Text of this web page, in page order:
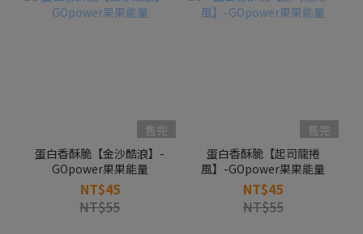
售完
蛋白香酥脆【金沙酷浪】-
GOpower果果能量
NT$45
NT$55
售完
蛋白香酥脆【起司龍捲
風】-GOpower果果能量
NT$45
NT$55